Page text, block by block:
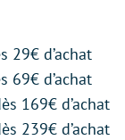
29€ d’achat
69€ d’achat
169€ d’achat
239€ d’achat